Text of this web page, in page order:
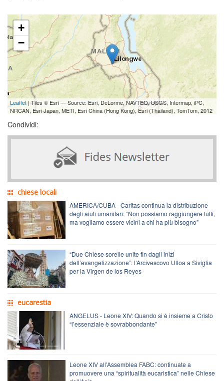
+
−
Leaflet| Tiles © Esri — Source: Esri, DeLorme, NAVTEQ, USGS, Intermap, iPC,
NRCAN, Esri Japan, METI, Esri China (Hong Kong), Esri (Thailand), TomTom, 2012
Condividi:
chiese locali
AMERICA/CUBA - Caritas continua la distribuzione
degli aiuti umanitari: “Non possiamo raggiungere tutti,
ma vogliamo essere vicini a chi ha più bisogno”
“Due Chiese sorelle unite fin dagli inizi
dell’evangelizzazione”: l’Arcivescovo Ulloa a Siviglia
per la Virgen de los Reyes
eucarestia
ANGELUS - Leone XIV: Quando si è insieme a Cristo
“l’essenziale è sovrabbondante”
Leone XIV all’Assemblea FABC: continuate a
promuovere una “spiritualità eucaristica” nelle Chiese